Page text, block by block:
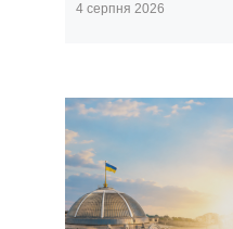
4 серпня 2026